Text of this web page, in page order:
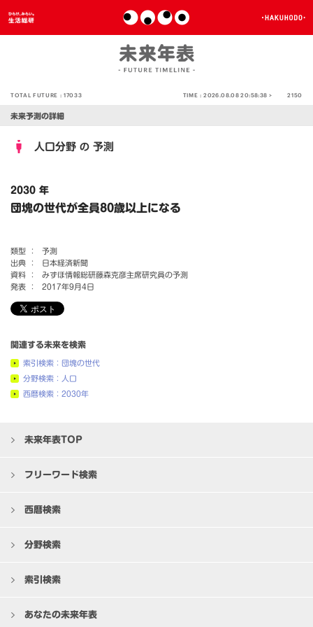
TOTAL FUTURE :17033 TIME :2026.08.08 20:58:38 > 2150
未来予測の詳細
人口分野 の 予測
2030 年
団塊の世代が全員80歳以上になる
類型 ：
予測
出典 ：
日本経済新聞
資料 ：
みずほ情報総研藤森克彦主席研究員の予測
発表 ：
2017年9月4日
関連する未来を検索
索引検索：団塊の世代
分野検索：人口
西暦検索：2030年
未来年表TOP
フリーワード検索
西暦検索
分野検索
索引検索
あなたの未来年表